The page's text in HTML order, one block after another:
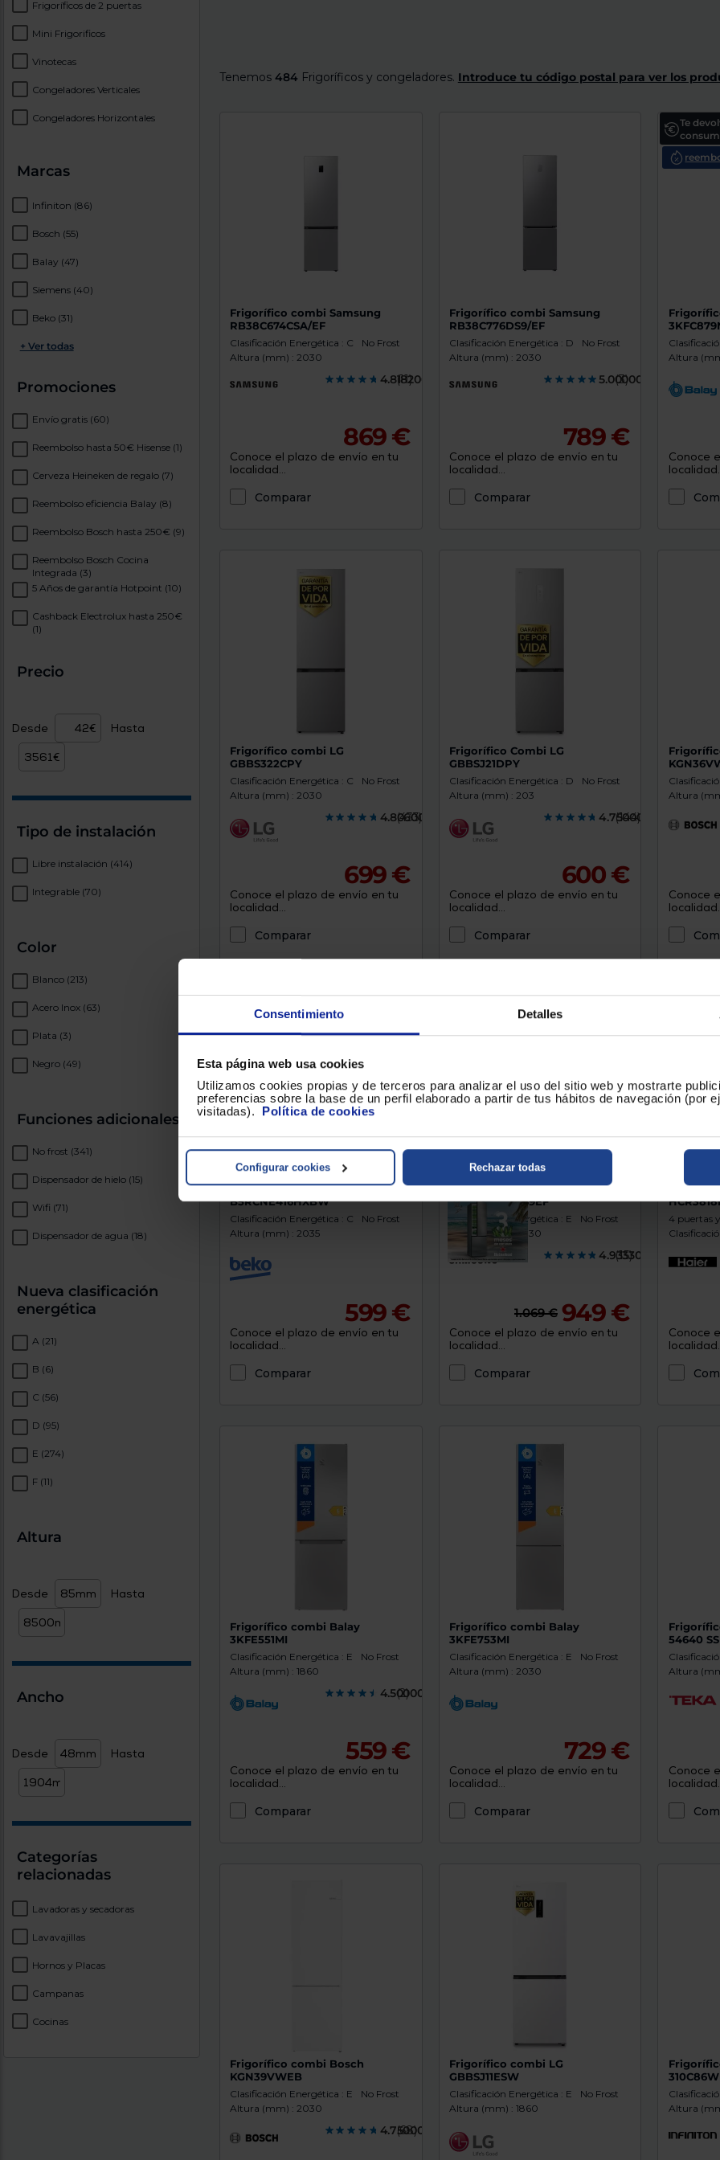
Consentimiento Detalles
Esta página web usa cookies
Utilizamos cookies propias y de terceros para analizar el uso del sitio web y mostrarte
preferencias sobre la base de un perfil elaborado a partir de tus hábitos de navegación (por
visitadas). Política de cookies
Rechazar todas
Configurar cookies
Frigoríficos de 2 puertas
Mini Frigorificos
Vinotecas
Congeladores Verticales
Congeladores Horizontales
Marcas
Infiniton (86)
Bosch (55)
Balay (47)
Siemens (40)
Beko (31)
+ Ver todas
Promociones
Envío gratis (60)
Reembolso hasta 50€ Hisense (1)
Cerveza Heineken de regalo (7)
Reembolso eficiencia Balay (8)
Reembolso Bosch hasta 250€ (9)
Reembolso Bosch Cocina
Integrada (3)
5 Años de garantía Hotpoint (10)
Cashback Electrolux hasta 250€
(1)
Precio
Desde Hasta
Tipo de instalación
Libre instalación (414)
Integrable (70)
Color
Blanco (213)
Acero Inox (63)
Plata (3)
Negro (49)
Funciones adicionales
No frost (341)
Dispensador de hielo (15)
Wifi (71)
Dispensador de agua (18)
Nueva clasificación
energética
A (21)
B (6)
C (56)
D (95)
E (274)
F (11)
Altura
Desde Hasta
Ancho
Desde Hasta
Categorías
relacionadas
Lavadoras y secadoras
Lavavajillas
Hornos y Placas
Campanas
Cocinas
Tenemos 484 Frigoríficos y congeladores. Introduce tu código postal para ver los
Frigorífico combi Samsung
RB38C674CSA/EF
Clasificación Energética : C
No Frost
Altura (mm) : 2030
4.8182000
(11)
869 €
Conoce el plazo de envío en tu
localidad...
Comparar
Frigorífico combi Samsung
RB38C776DS9/EF
Clasificación Energética : D
No Frost
Altura (mm) : 2030
5.0000000
(3)
789 €
Conoce el plazo de envío en tu
localidad...
Comparar
Te
Altura
Conoce
Frigorífico combi LG
GBBS322CPY
Clasificación Energética : C
No Frost
Altura (mm) : 2030
4.8060000
(433)
699 €
Conoce el plazo de envío en tu
localidad...
Comparar
Frigorífico Combi LG
GBBSJ21DPY
Clasificación Energética : D
No Frost
Altura (mm) : 203
4.7500000
(144)
600 €
Conoce el plazo de envío en tu
localidad...
Comparar
Altura
Conoce
Frigorífico combi Beko
B5RCNE416HXBW
Clasificación Energética : C
No Frost
Altura (mm) : 2035
599 €
Conoce el plazo de envío en tu
localidad...
Comparar
Frigorífico combi Samsung
RB53DG703ES9EF
Clasificación Energética : E
No Frost
Altura (mm) : 2030
4.9333000
(15)
1.069 € 949 €
Conoce el plazo de envío en tu
localidad...
Comparar
4 puertas
Conoce
Frigorífico combi Balay
3KFE551MI
Clasificación Energética : E
No Frost
Altura (mm) : 1860
4.5000000
(2)
559 €
Conoce el plazo de envío en tu
localidad...
Comparar
Frigorífico combi Balay
3KFE753MI
Clasificación Energética : E
No Frost
Altura (mm) : 2030
729 €
Conoce el plazo de envío en tu
localidad...
Comparar
54640 SS
Altura
Conoce
Frigorífico combi Bosch
KGN39VWEB
Clasificación Energética : E
No Frost
Altura (mm) : 2030
4.7500000
(68)
Frigorífico combi LG
GBBSJ11ESW
Clasificación Energética : E
No Frost
Altura (mm) : 1860
Altura